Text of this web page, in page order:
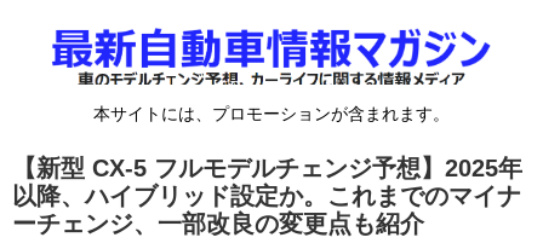
本サイトには、プロモーションが含まれます。
【新型 CX-5 フルモデルチェンジ予想】2025年
以降、ハイブリッド設定か。これまでのマイナ
ーチェンジ、一部改良の変更点も紹介